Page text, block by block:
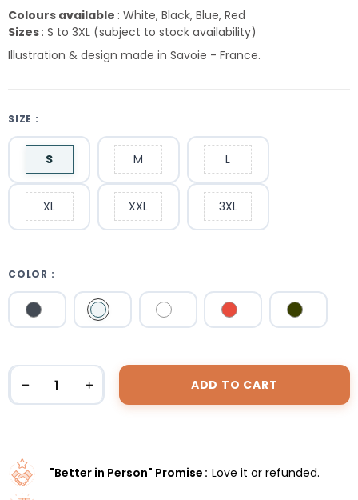
Colours available : White, Black, Blue, Red
Sizes : S to 3XL (subject to stock availability)
Illustration & design made in Savoie - France.
SIZE :
S M L
XL XXL 3XL
COLOR :
Black Blue White Red KAKI
ADD TO CART
"Better in Person" Promise Love it or refunded.